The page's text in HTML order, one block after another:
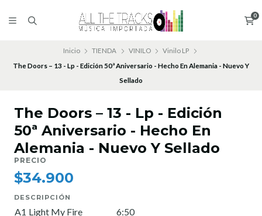
0
Inicio TIENDA VINILO
Vinilo LP
The Doors – 13 - Lp - Edición 50ª Aniversario - Hecho En Alemania - Nuevo Y
Sellado
The Doors – 13 - Lp - Edición
50ª Aniversario - Hecho En
Alemania - Nuevo Y Sellado
PRECIO
$34.900
DESCRIPCIÓN
A1 Light My Fire
6:50